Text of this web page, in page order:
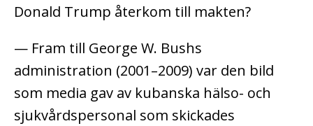
Donald Trump återkom till makten?
— Fram till George W. Bushs
administration (2001–2009) var den bild
som media gav av kubanska hälso- och
sjukvårdspersonal som skickades